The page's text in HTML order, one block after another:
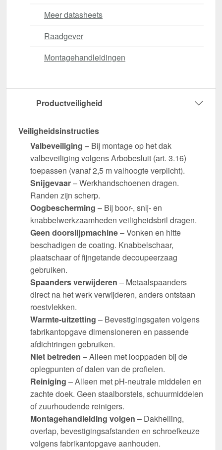
Meer datasheets
Raadgever
Montagehandleidingen
Productveiligheid
Veiligheidsinstructies
Valbeveiliging – Bij montage op het dak
valbeveiliging volgens Arbobesluit (art. 3.16)
toepassen (vanaf 2,5 m valhoogte verplicht).
Snijgevaar– Werkhandschoenen dragen.
Randen zijn scherp.
Oogbescherming – Bij boor-, snij- en
knabbelwerkzaamheden veiligheidsbril dragen.
Geen doorslijpmachine– Vonken en hitte
beschadigen de coating. Knabbelschaar,
plaatschaar of fijngetande decoupeerzaag
gebruiken.
Spaanders verwijderen – Metaalspaanders
direct na het werk verwijderen, anders ontstaan
roestvlekken.
Warmte-uitzetting – Bevestigingsgaten volgens
fabrikantopgave dimensioneren en passende
afdichtringen gebruiken.
Niet betreden – Alleen met looppaden bij de
oplegpunten of dalen van de profielen.
Reiniging – Alleen met pH-neutrale middelen en
zachte doek. Geen staalborstels, schuurmiddelen
of zuurhoudende reinigers.
Montagehandleiding volgen – Dakhelling,
overlap, bevestigingsafstanden en schroefkeuze
volgens fabrikantopgave aanhouden.